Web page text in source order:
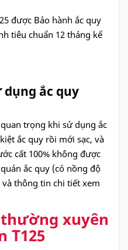
được Bảo hành ắc quy
tiêu chuẩn 12 tháng kể
ắc quy
trọng khi sử dụng ắc
ắc quy rồi mới sạc, và
cất 100% không được
ắc quy (có nồng độ
thông tin chi tiết xem
xuyên
T125